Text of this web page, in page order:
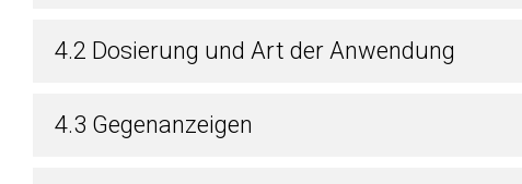
4.2 Dosierung und Art der Anwendung
4.3 Gegenanzeigen